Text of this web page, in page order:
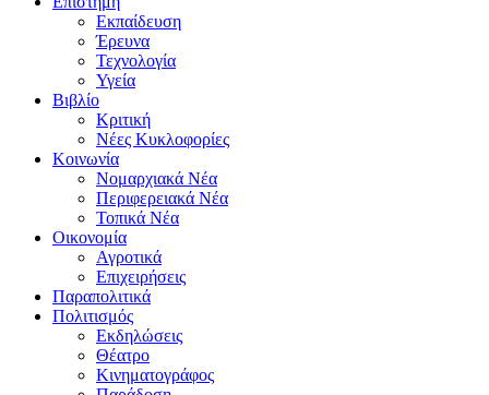
Εκπαίδευση
Έρευνα
Τεχνολογία
Υγεία
Βιβλίο
Κριτική
Νέες Κυκλοφορίες
Κοινωνία
Νομαρχιακά Νέα
Περιφερειακά Νέα
Τοπικά Νέα
Οικονομία
Αγροτικά
Επιχειρήσεις
Παραπολιτικά
Πολιτισμός
Εκδηλώσεις
Θέατρο
Κινηματογράφος